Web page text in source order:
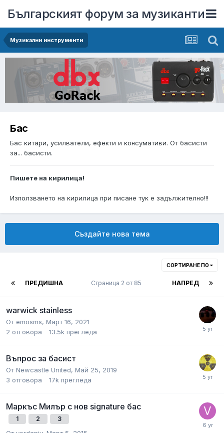
Българският форум за музиканти
Музикални инструменти
Бас
Бас китари, усилватели, ефекти и консумативи. От басисти
за... басисти.
Пишете на кирилица!
Използването на кирилица при писане тук е задължително!!!
Създайте нова тема
СОРТИРАНЕ ПО
ПРЕДИШНА НАПРЕД
Страница 2 от 85
warwick stainless
От emosms, Март 16, 2021
2 отговора 13.5k прегледа
Въпрос за басист
ОтNewcastle United, Май 25, 2019
3 отговора 17k прегледа
Маркъс Милър с нов signature бас
1 2 3